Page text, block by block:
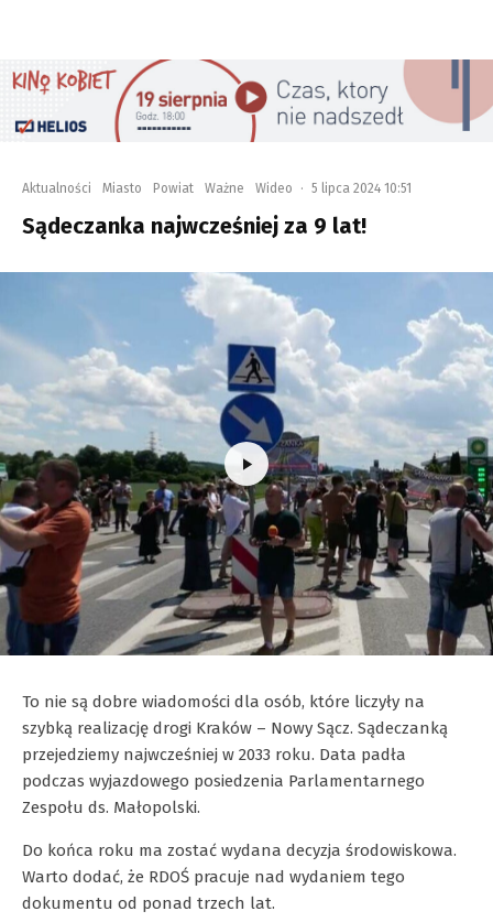
Aktualności Miasto Powiat Ważne Wideo · 5 lipca 2024 10:51
Sądeczanka najwcześniej za 9 lat!
To nie są dobre wiadomości dla osób, które liczyły na
szybką realizację drogi Kraków – Nowy Sącz. Sądeczanką
przejedziemy najwcześniej w 2033 roku. Data padła
podczas wyjazdowego posiedzenia Parlamentarnego
Zespołu ds. Małopolski.
Do końca roku ma zostać wydana decyzja środowiskowa.
Warto dodać, że RDOŚ pracuje nad wydaniem tego
dokumentu od ponad trzech lat.